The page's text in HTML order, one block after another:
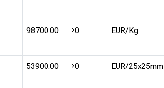
98700.00 0 EUR/Kg
53900.00 0 EUR/25x25mm